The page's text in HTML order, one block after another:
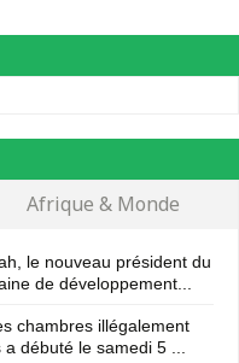
Afrique & Monde
le nouveau président du
de développement...
chambres illégalement
débuté le samedi 5 ...